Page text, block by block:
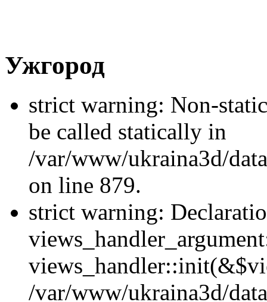
Ужгород
strict warning: Non-
be called statically in
/var/www/ukraina3d/
on line 879.
strict warning:
/var/www/ukraina3d/